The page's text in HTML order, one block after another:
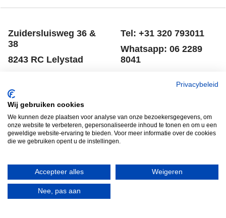
Zuidersluisweg 36 &
38
8243 RC Lelystad
Informatie
Tel: +31 320 793011
Whatsapp: 06 2289
8041
Contact
Voorwaarden
Winkelmandje
Retouneren
Belgie
Privacybeleid
Wij gebruiken cookies
We kunnen deze plaatsen voor analyse van onze bezoekersgegevens, om
onze website te verbeteren, gepersonaliseerde inhoud te tonen en om u een
geweldige website-ervaring te bieden. Voor meer informatie over de cookies
die we gebruiken opent u de instellingen.
Accepteer alles Weigeren
Nee, pas aan